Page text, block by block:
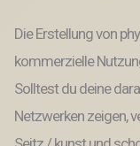
Die Erstellung von
kommerzielle
Solltest du deine
Netzwerken zeigen,